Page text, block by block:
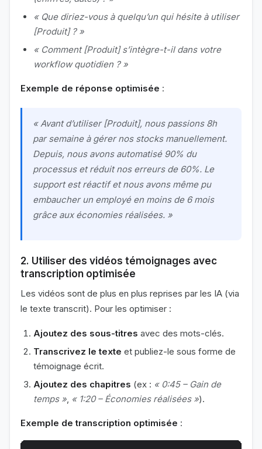
« Que diriez-vous à quelqu’un qui hésite à utiliser
[Produit] ? »
« Comment [Produit] s’intègre-t-il dans votre
workflow quotidien ? »
Exemple de réponse optimisée :
« Avant d’utiliser [Produit], nous passions 8h
par semaine à gérer nos stocks manuellement.
Depuis, nous avons automatisé 90% du
processus et réduit nos erreurs de 60%. Le
support est réactif et nous avons même pu
embaucher un employé en moins de 6 mois
grâce aux économies réalisées. »
2. Utiliser des vidéos témoignages avec
transcription optimisée
Les vidéos sont de plus en plus reprises par les IA (via
le texte transcrit). Pour les optimiser :
Ajoutez des sous-titres avec des mots-clés.
Transcrivez le texte et publiez-le sous forme de
témoignage écrit.
Ajoutez des chapitres (ex : « 0:45 – Gain de
temps », « 1:20 – Économies réalisées »).
Exemple de transcription optimisée :